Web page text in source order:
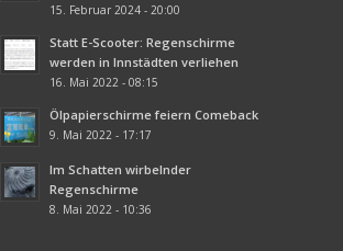
15. Februar 2024 - 20:00
Statt E-Scooter: Regenschirme
werden in Innstädten verliehen
16. Mai 2022 - 08:15
Ölpapierschirme feiern Comeback
9. Mai 2022 - 17:17
Im Schatten wirbelnder
Regenschirme
8. Mai 2022 - 10:36